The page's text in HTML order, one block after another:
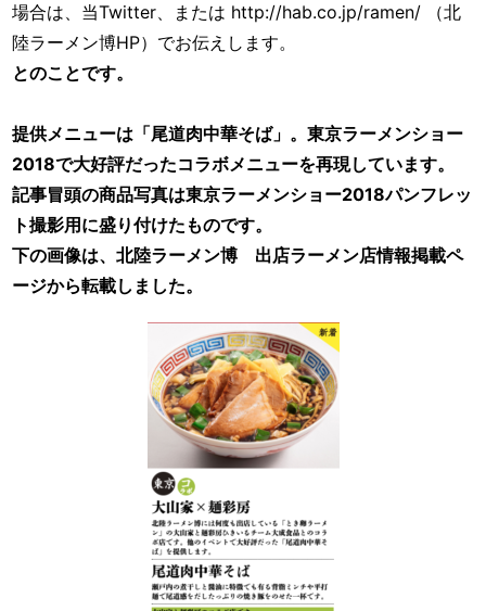
場合は、当Twitter、または http://hab.co.jp/ramen/ （北
陸ラーメン博HP）でお伝えします。
とのことです。
提供メニューは「尾道肉中華そば」。東京ラーメンショー
2018で大好評だったコラボメニューを再現しています。
記事冒頭の商品写真は東京ラーメンショー2018パンフレッ
ト撮影用に盛り付けたものです。
下の画像は、北陸ラーメン博 出店ラーメン店情報掲載ペ
ージから転載しました。